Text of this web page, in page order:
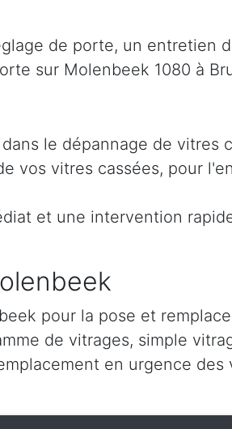
de porte, un entretien
sur Molenbeek 1080 à
le dépannage de vitres
vos vitres cassées, pour
et une intervention
pour la pose et
de vitrages, simple
en urgence des